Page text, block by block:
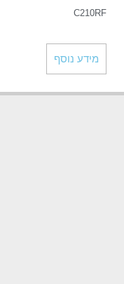
C210RF
מידע נוסף